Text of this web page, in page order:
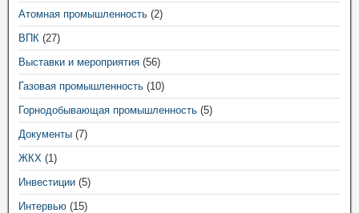
Атомная промышленность (2)
ВПК (27)
Выставки и мероприятия (56)
Газовая промышленность (10)
Горнодобывающая промышленность (5)
Документы (7)
ЖКХ (1)
Инвестиции (5)
Интервью (15)